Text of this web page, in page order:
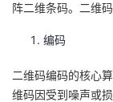
发
我
阵二维条码。二维
编码
二维码编码的核心
维码因受到噪声或